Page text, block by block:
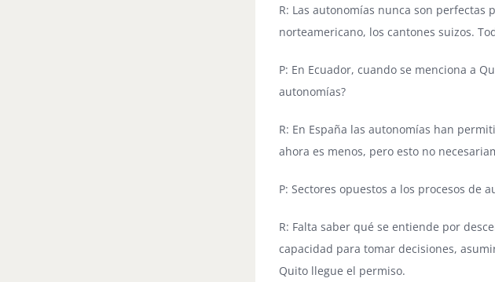
R: Las autonomías nunca son
norteamericano, los cantones suizos.
P: En Ecuador, cuando se menciona a
autonomías?
R: En España las autonomías han
ahora es menos, pero esto no
P: Sectores opuestos a los procesos de
R: Falta saber qué se entiende por
capacidad para tomar decisiones,
Quito llegue el permiso.